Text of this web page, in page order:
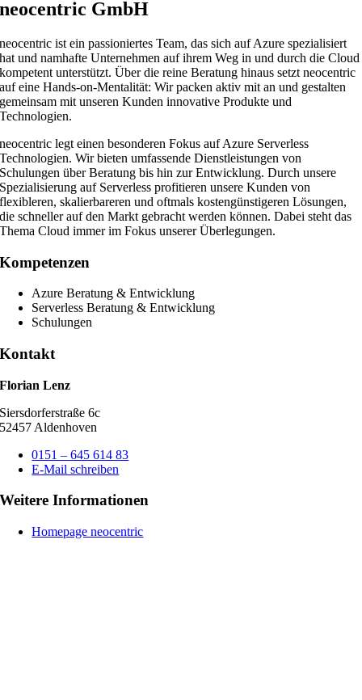
neocentric GmbH
neocentric ist ein passioniertes Team, das sich auf Azure spezialisiert
hat und namhafte Unternehmen auf ihrem Weg in und durch die Cloud
kompetent unterstützt. Über die reine Beratung hinaus setzt neocentric
auf eine Hands-on-Mentalität: Wir packen aktiv mit an und gestalten
gemeinsam mit unseren Kunden innovative Produkte und
Technologien.
neocentric legt einen besonderen Fokus auf Azure Serverless
Technologien. Wir bieten umfassende Dienstleistungen von
Schulungen über Beratung bis hin zur Entwicklung. Durch unsere
Spezialisierung auf Serverless profitieren unsere Kunden von
flexibleren, skalierbareren und oftmals kostengünstigeren Lösungen,
die schneller auf den Markt gebracht werden können. Dabei steht das
Thema Cloud immer im Fokus unserer Überlegungen.
Kompetenzen
Azure Beratung & Entwicklung
Serverless Beratung & Entwicklung
Schulungen
Kontakt
Florian Lenz
Siersdorferstraße 6c
52457 Aldenhoven
0151 – 645 614 83
E-Mail schreiben
Weitere Informationen
Homepage neocentric